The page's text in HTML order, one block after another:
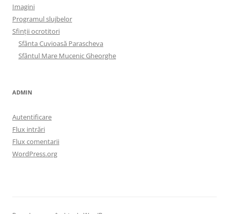
Imagini
Programul slujbelor
Sfinţii ocrotitori
Sfânta Cuvioasă Parascheva
Sfântul Mare Mucenic Gheorghe
ADMIN
Autentificare
Flux intrări
Flux comentarii
WordPress.org